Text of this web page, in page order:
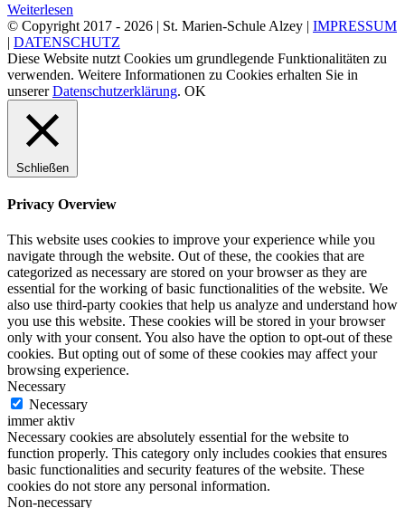
Weiterlesen
© Copyright 2017 - 2026 | St. Marien-Schule Alzey | IMPRESSUM
| DATENSCHUTZ
Diese Website nutzt Cookies um grundlegende Funktionalitäten zu
verwenden. Weitere Informationen zu Cookies erhalten Sie in
unsererDatenschutzerklärung. OK
Schließen
Privacy Overview
This website uses cookies to improve your experience while you
navigate through the website. Out of these, the cookies that are
categorized as necessary are stored on your browser as they are
essential for the working of basic functionalities of the website. We
also use third-party cookies that help us analyze and understand how
you use this website. These cookies will be stored in your browser
only with your consent. You also have the option to opt-out of these
cookies. But opting out of some of these cookies may affect your
browsing experience.
Necessary
Necessary
immer aktiv
Necessary cookies are absolutely essential for the website to
function properly. This category only includes cookies that ensures
basic functionalities and security features of the website. These
cookies do not store any personal information.
Non-necessary